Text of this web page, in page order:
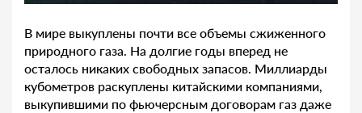
В мире выкуплены почти все объемы сжиженного
природного газа. На долгие годы вперед не
осталось никаких свободных запасов. Миллиарды
кубометров раскуплены китайскими компаниями,
выкупившими по фьючерсным договорам газ даже